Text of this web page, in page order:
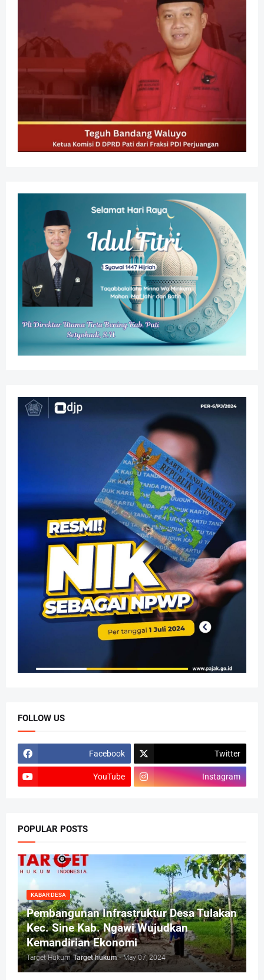
FOLLOW US
Facebook Twitter
YouTube Instagram
POPULAR POSTS
KABAR DESA
Pembangunan Infrastruktur Desa Tulakan
Kec. Sine Kab. Ngawi Wujudkan
Kemandirian Ekonomi
Target Hukum Target hukum - May 07, 2024